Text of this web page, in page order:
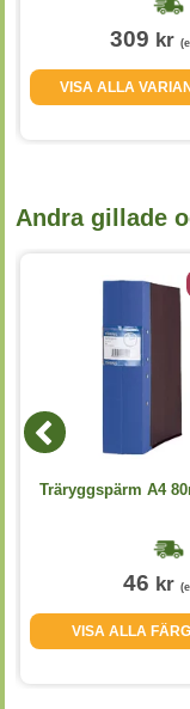
309 kr
VISA ALLA
Andra gillade
Träryggspärm A4
46 kr
VISA ALLA